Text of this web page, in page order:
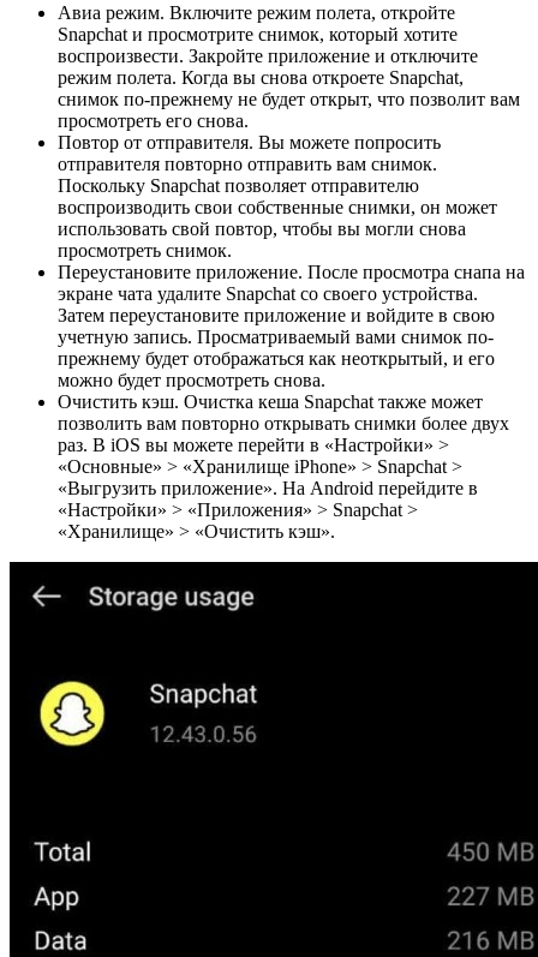
Авиа режим. Включите режим полета, откройте
Snapchat и просмотрите снимок, который хотите
воспроизвести. Закройте приложение и отключите
режим полета. Когда вы снова откроете Snapchat,
снимок по-прежнему не будет открыт, что позволит вам
просмотреть его снова.
Повтор от отправителя. Вы можете попросить
отправителя повторно отправить вам снимок.
Поскольку Snapchat позволяет отправителю
воспроизводить свои собственные снимки, он может
использовать свой повтор, чтобы вы могли снова
просмотреть снимок.
Переустановите приложение. После просмотра снапа на
экране чата удалите Snapchat со своего устройства.
Затем переустановите приложение и войдите в свою
учетную запись. Просматриваемый вами снимок по-
прежнему будет отображаться как неоткрытый, и его
можно будет просмотреть снова.
Очистить кэш. Очистка кеша Snapchat также может
позволить вам повторно открывать снимки более двух
раз. В iOS вы можете перейти в «Настройки» >
«Основные» > «Хранилище iPhone» > Snapchat > ​​
«Выгрузить приложение». На Android перейдите в
«Настройки» > «Приложения» > Snapchat > ​​
«Хранилище» > «Очистить кэш».